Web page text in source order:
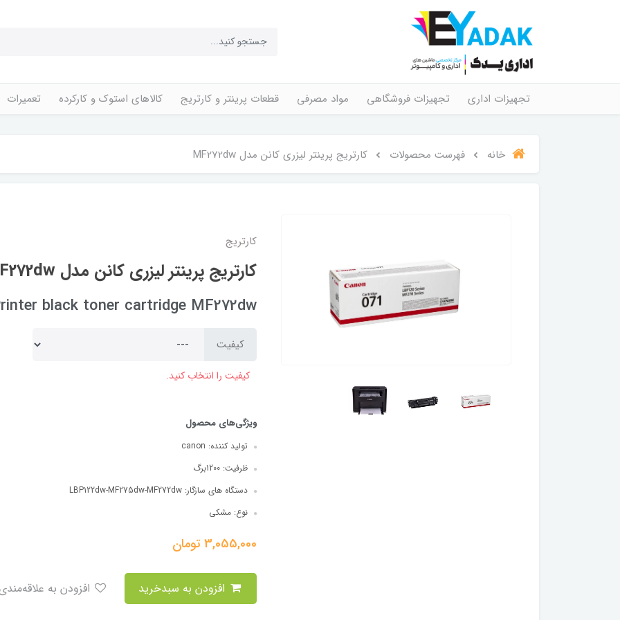
تجهیزات اداری تجهیزات فروشگاهی مواد مصرفی قطعات پرینتر و کارتریج کالاهای استوک و کارکرده تعمیرات
خانه فهرست محصولات کارتریج پرینتر لیزری کانن مدل MF272dw
کارتریج
کارتریج پرینتر لیزری کانن مدل MF272dw
black toner cartridge MF272dw
کیفیت
کیفیت را انتخاب کنید.
ویژگی‌های محصول
تولید کننده: canon
ظرفیت:1200برگ
دستگاه های سازگار:LBP122dw-MF275dw-MF272dw
نوع:مشکی
3,055,000تومان